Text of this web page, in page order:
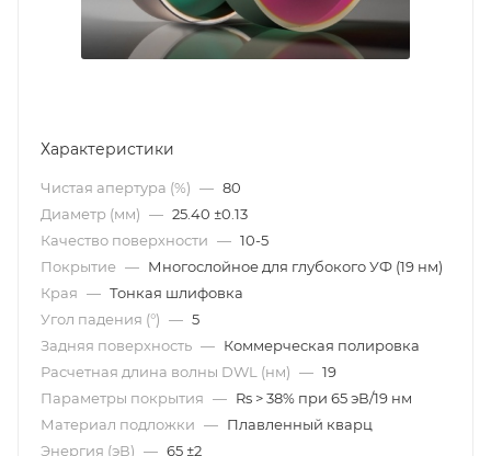
Характеристики
Чистая апертура (%) — 80
Диаметр (мм) — 25.40 ±0.13
Качество поверхности — 10-5
Покрытие — Многослойное для глубокого УФ (19 нм)
Края — Тонкая шлифовка
Угол падения (°) — 5
Задняя поверхность — Коммерческая полировка
Расчетная длина волны DWL (нм) — 19
Параметры покрытия — Rs > 38% при 65 эВ/19 нм
Материал подложки — Плавленный кварц
Энергия (эВ) — 65 ±2